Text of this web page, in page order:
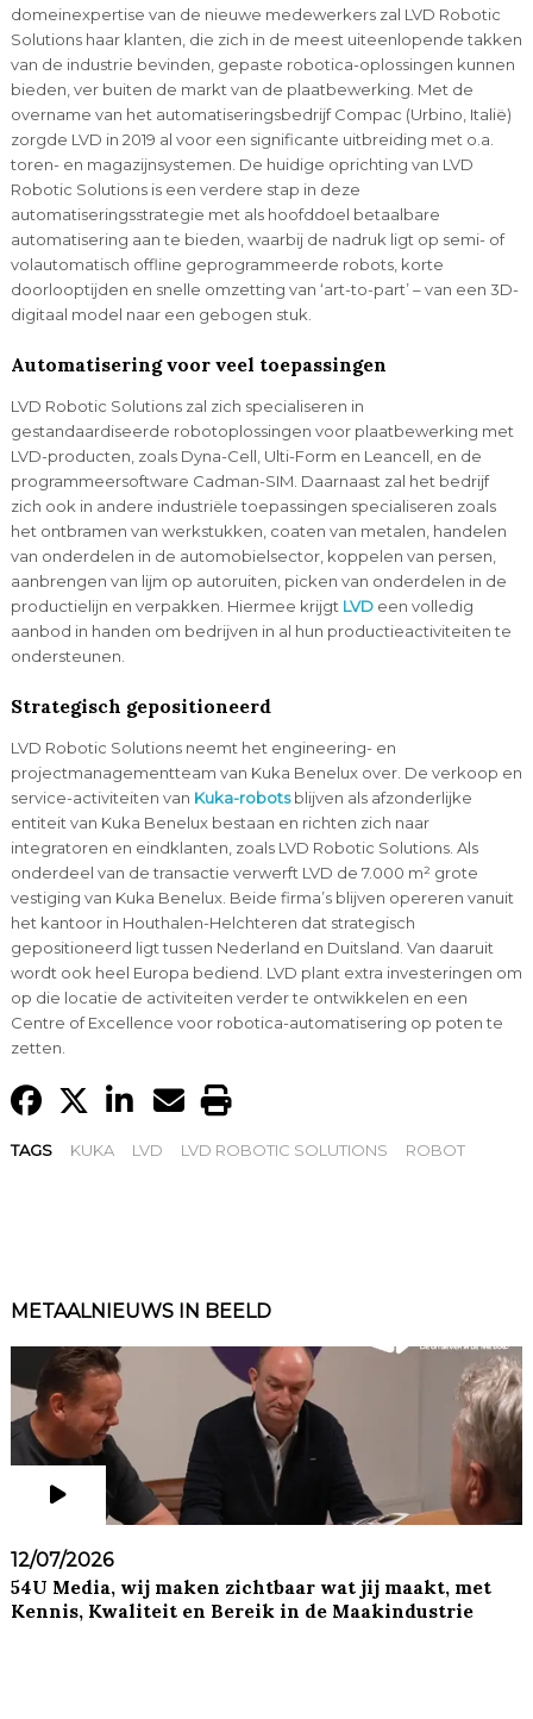
domeinexpertise van de nieuwe medewerkers zal LVD Robotic
Solutions haar klanten, die zich in de meest uiteenlopende takken
van de industrie bevinden, gepaste robotica-oplossingen kunnen
bieden, ver buiten de markt van de plaatbewerking. Met de
overname van het automatiseringsbedrijf Compac (Urbino, Italië)
zorgde LVD in 2019 al voor een significante uitbreiding met o.a.
toren- en magazijnsystemen. De huidige oprichting van LVD
Robotic Solutions is een verdere stap in deze
automatiseringsstrategie met als hoofddoel betaalbare
automatisering aan te bieden, waarbij de nadruk ligt op semi- of
volautomatisch offline geprogrammeerde robots, korte
doorlooptijden en snelle omzetting van ‘art-to-part’ – van een 3D-
digitaal model naar een gebogen stuk.
Automatisering voor veel toepassingen
LVD Robotic Solutions zal zich specialiseren in
gestandaardiseerde robotoplossingen voor plaatbewerking met
LVD-producten, zoals Dyna-Cell, Ulti-Form en Leancell, en de
programmeersoftware Cadman-SIM. Daarnaast zal het bedrijf
zich ook in andere industriële toepassingen specialiseren zoals
het ontbramen van werkstukken, coaten van metalen, handelen
van onderdelen in de automobielsector, koppelen van persen,
aanbrengen van lijm op autoruiten, picken van onderdelen in de
productielijn en verpakken. Hiermee krijgt LVDeen volledig
aanbod in handen om bedrijven in al hun productieactiviteiten te
ondersteunen.
Strategisch gepositioneerd
LVD Robotic Solutions neemt het engineering- en
projectmanagementteam van Kuka Benelux over. De verkoop en
service-activiteiten van Kuka-robotsblijven als afzonderlijke
entiteit van Kuka Benelux bestaan en richten zich naar
integratoren en eindklanten, zoals LVD Robotic Solutions. Als
onderdeel van de transactie verwerft LVD de 7.000 m² grote
vestiging van Kuka Benelux. Beide firma’s blijven opereren vanuit
het kantoor in Houthalen-Helchteren dat strategisch
gepositioneerd ligt tussen Nederland en Duitsland. Van daaruit
wordt ook heel Europa bediend. LVD plant extra investeringen om
op die locatie de activiteiten verder te ontwikkelen en een
Centre of Excellence voor robotica-automatisering op poten te
zetten.
TAGS KUKA LVD LVD ROBOTIC SOLUTIONS ROBOT
METAALNIEUWS IN BEELD
12/07/2026
54U Media, wij maken zichtbaar wat jij maakt, met
Kennis, Kwaliteit en Bereik in de Maakindustrie